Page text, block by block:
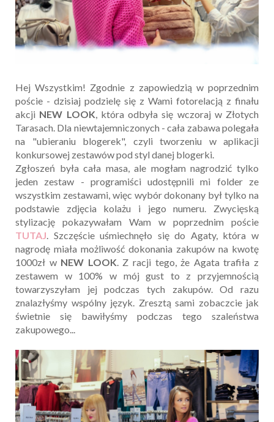
Hej Wszystkim! Zgodnie z zapowiedzią w poprzednim
poście - dzisiaj podzielę się z Wami fotorelacją z finału
akcji NEW LOOK, która odbyła się wczoraj w Złotych
Tarasach. Dla niewtajemniczonych - cała zabawa polegała
na "ubieraniu blogerek", czyli tworzeniu w aplikacji
konkursowej zestawów pod styl danej blogerki.
Zgłoszeń była cała masa, ale mogłam nagrodzić tylko
jeden zestaw - programiści udostępnili mi folder ze
wszystkim zestawami, więc wybór dokonany był tylko na
podstawie zdjęcia kolażu i jego numeru. Zwycięską
stylizację pokazywałam Wam w poprzednim poście
TUTAJ. Szczęście uśmiechnęło się do Agaty, która w
nagrodę miała możliwość dokonania zakupów na kwotę
1000zł w NEW LOOK. Z racji tego, że Agata trafiła z
zestawem w 100% w mój gust to z przyjemnością
towarzyszyłam jej podczas tych zakupów. Od razu
znalazłyśmy wspólny język. Zresztą sami zobaczcie jak
świetnie się bawiłyśmy podczas tego szaleństwa
zakupowego...